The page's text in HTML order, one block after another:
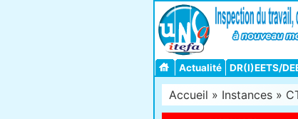
Actualité DR(I)EETS/
Accueil » Instances »